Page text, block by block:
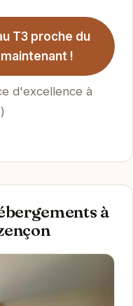
T3 proche du
!
d'excellence à
à